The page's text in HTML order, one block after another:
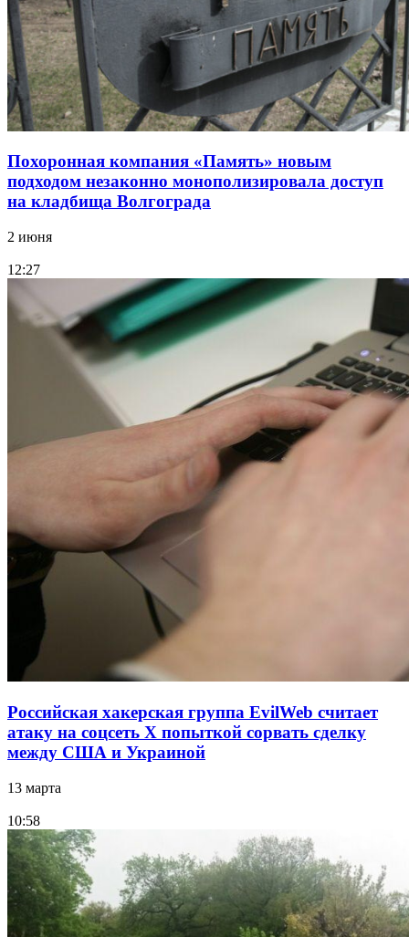
Похоронная компания «Память» новым
подходом незаконно монополизировала доступ
на кладбища Волгограда
2 июня
12:27
Российская хакерская группа EvilWeb считает
атаку на соцсеть Х попыткой сорвать сделку
между США и Украиной
13 марта
10:58